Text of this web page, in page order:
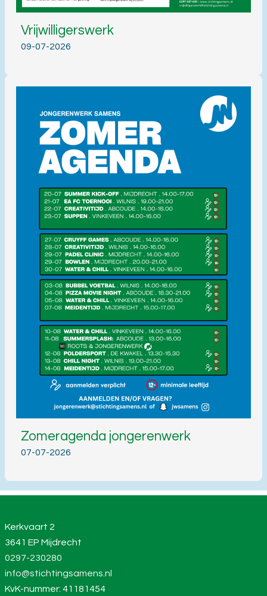
Vrijwilligerswerk
09-07-2026
Zomeragenda jongerenwerk
07-07-2026
Kerkvaart 2
3641 EP Mijdrecht
0297-230280
info@stichtingsamens.nl
KvK-nummer: 41181454